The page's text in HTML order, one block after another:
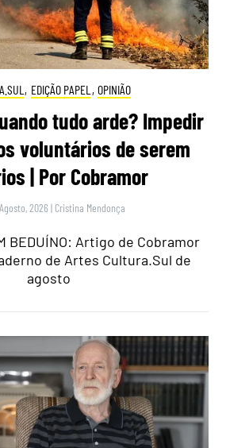
, EDIÇÃO PAPEL , OPINIÃO
tudo arde? Impedir
voluntários de serem
| Por Cobramor
2026 | Cristina Mendonça
BEDUÍNO: Artigo de Cobramor
de Artes Cultura.Sul de
agosto